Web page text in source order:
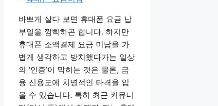
바쁘게 살다 보면 휴대폰 요금 납
부일을 깜빡하곤 합니다. 하지만
휴대폰 소액결제 요금 미납을 가
볍게 생각하고 방치했다가는 일상
의 ‘인증’이 막히는 것은 물론, 금
융 신용도에 치명적인 타격을 입
을 수 있습니다. 특히 최근 커뮤니